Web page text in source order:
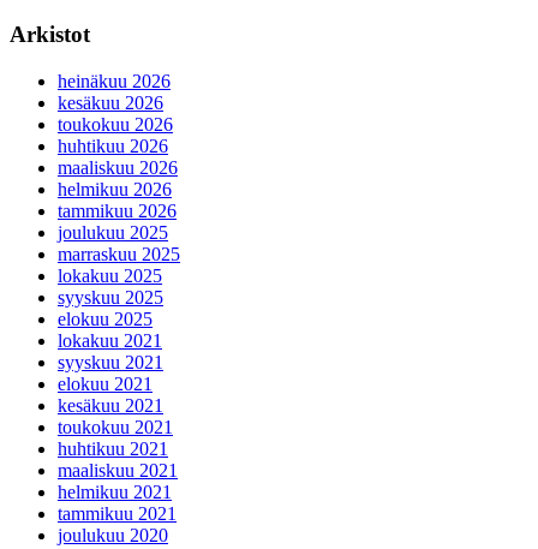
Arkistot
heinäkuu 2026
kesäkuu 2026
toukokuu 2026
huhtikuu 2026
maaliskuu 2026
helmikuu 2026
tammikuu 2026
joulukuu 2025
marraskuu 2025
lokakuu 2025
syyskuu 2025
elokuu 2025
lokakuu 2021
syyskuu 2021
elokuu 2021
kesäkuu 2021
toukokuu 2021
huhtikuu 2021
maaliskuu 2021
helmikuu 2021
tammikuu 2021
joulukuu 2020